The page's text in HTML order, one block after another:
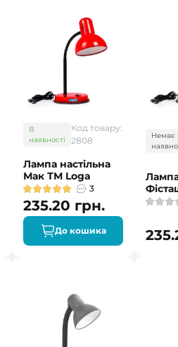
В
наявності
Код товару:
2808
Лампа настільна
Мак ТМ Loga
3
235.20 грн.
До кошика
Немає